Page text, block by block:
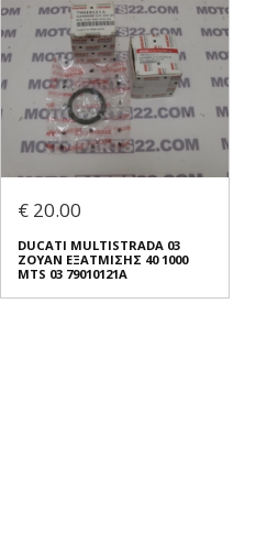
€ 20.00
DUCATI MULTISTRADA 03
ΖΟΥΑΝ ΕΞΑΤΜΙΣΗΣ 40 1000
MTS 03 79010121A